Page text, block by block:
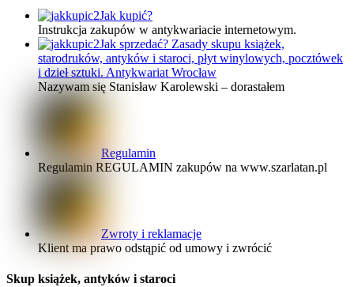
Jak kupić?
Instrukcja zakupów w antykwariacie internetowym.
Jak sprzedać? Zasady skupu książek,
starodruków, antyków i staroci, płyt winylowych, pocztówek
i dzieł sztuki. Antykwariat Wrocław
Nazywam się Stanisław Karolewski – dorastałem
Regulamin
Regulamin REGULAMIN zakupów na www.szarlatan.pl
Zwroty i reklamacje
Klient ma prawo odstąpić od umowy i zwrócić
Skup książek, antyków i staroci